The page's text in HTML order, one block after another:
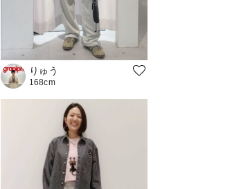
りゅう
168cm